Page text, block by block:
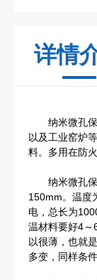
详情
纳米微孔保
以及工业窑炉
料。多用在防
纳米微孔保
150mm。温度
电，总长为
温材料要好4～
以很薄，也就
多变，同样条